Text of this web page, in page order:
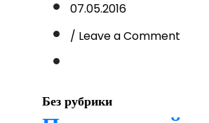
07.05.2016
/ Leave a Comment
Без рубрики